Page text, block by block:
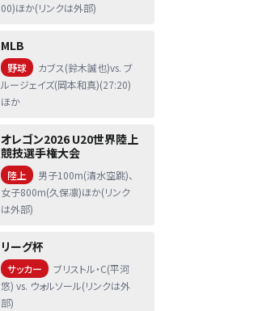
00)ほか(リンクは外部)
MLB
野球
カブス(鈴木誠也)vs. ブ
ルージェイズ(岡本和真)(27:20)
ほか
オレゴン2026 U20世界陸上
競技選手権大会
陸上
男子100m(清水空跳)、
女子800m(久保凛)ほか(リンク
は外部)
リーグ杯
サッカー
ブリストル・C(平河
悠) vs. ウォルソール(リンクは外
部)